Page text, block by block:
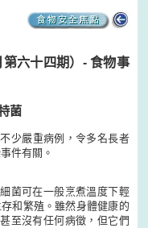
六十四期）- 食物事
菌
不少嚴重病例，令多名長者
件有關。
菌可在一般烹煮溫度下輕
和繁殖。雖然身體健康的
至沒有任何病徵，但它們